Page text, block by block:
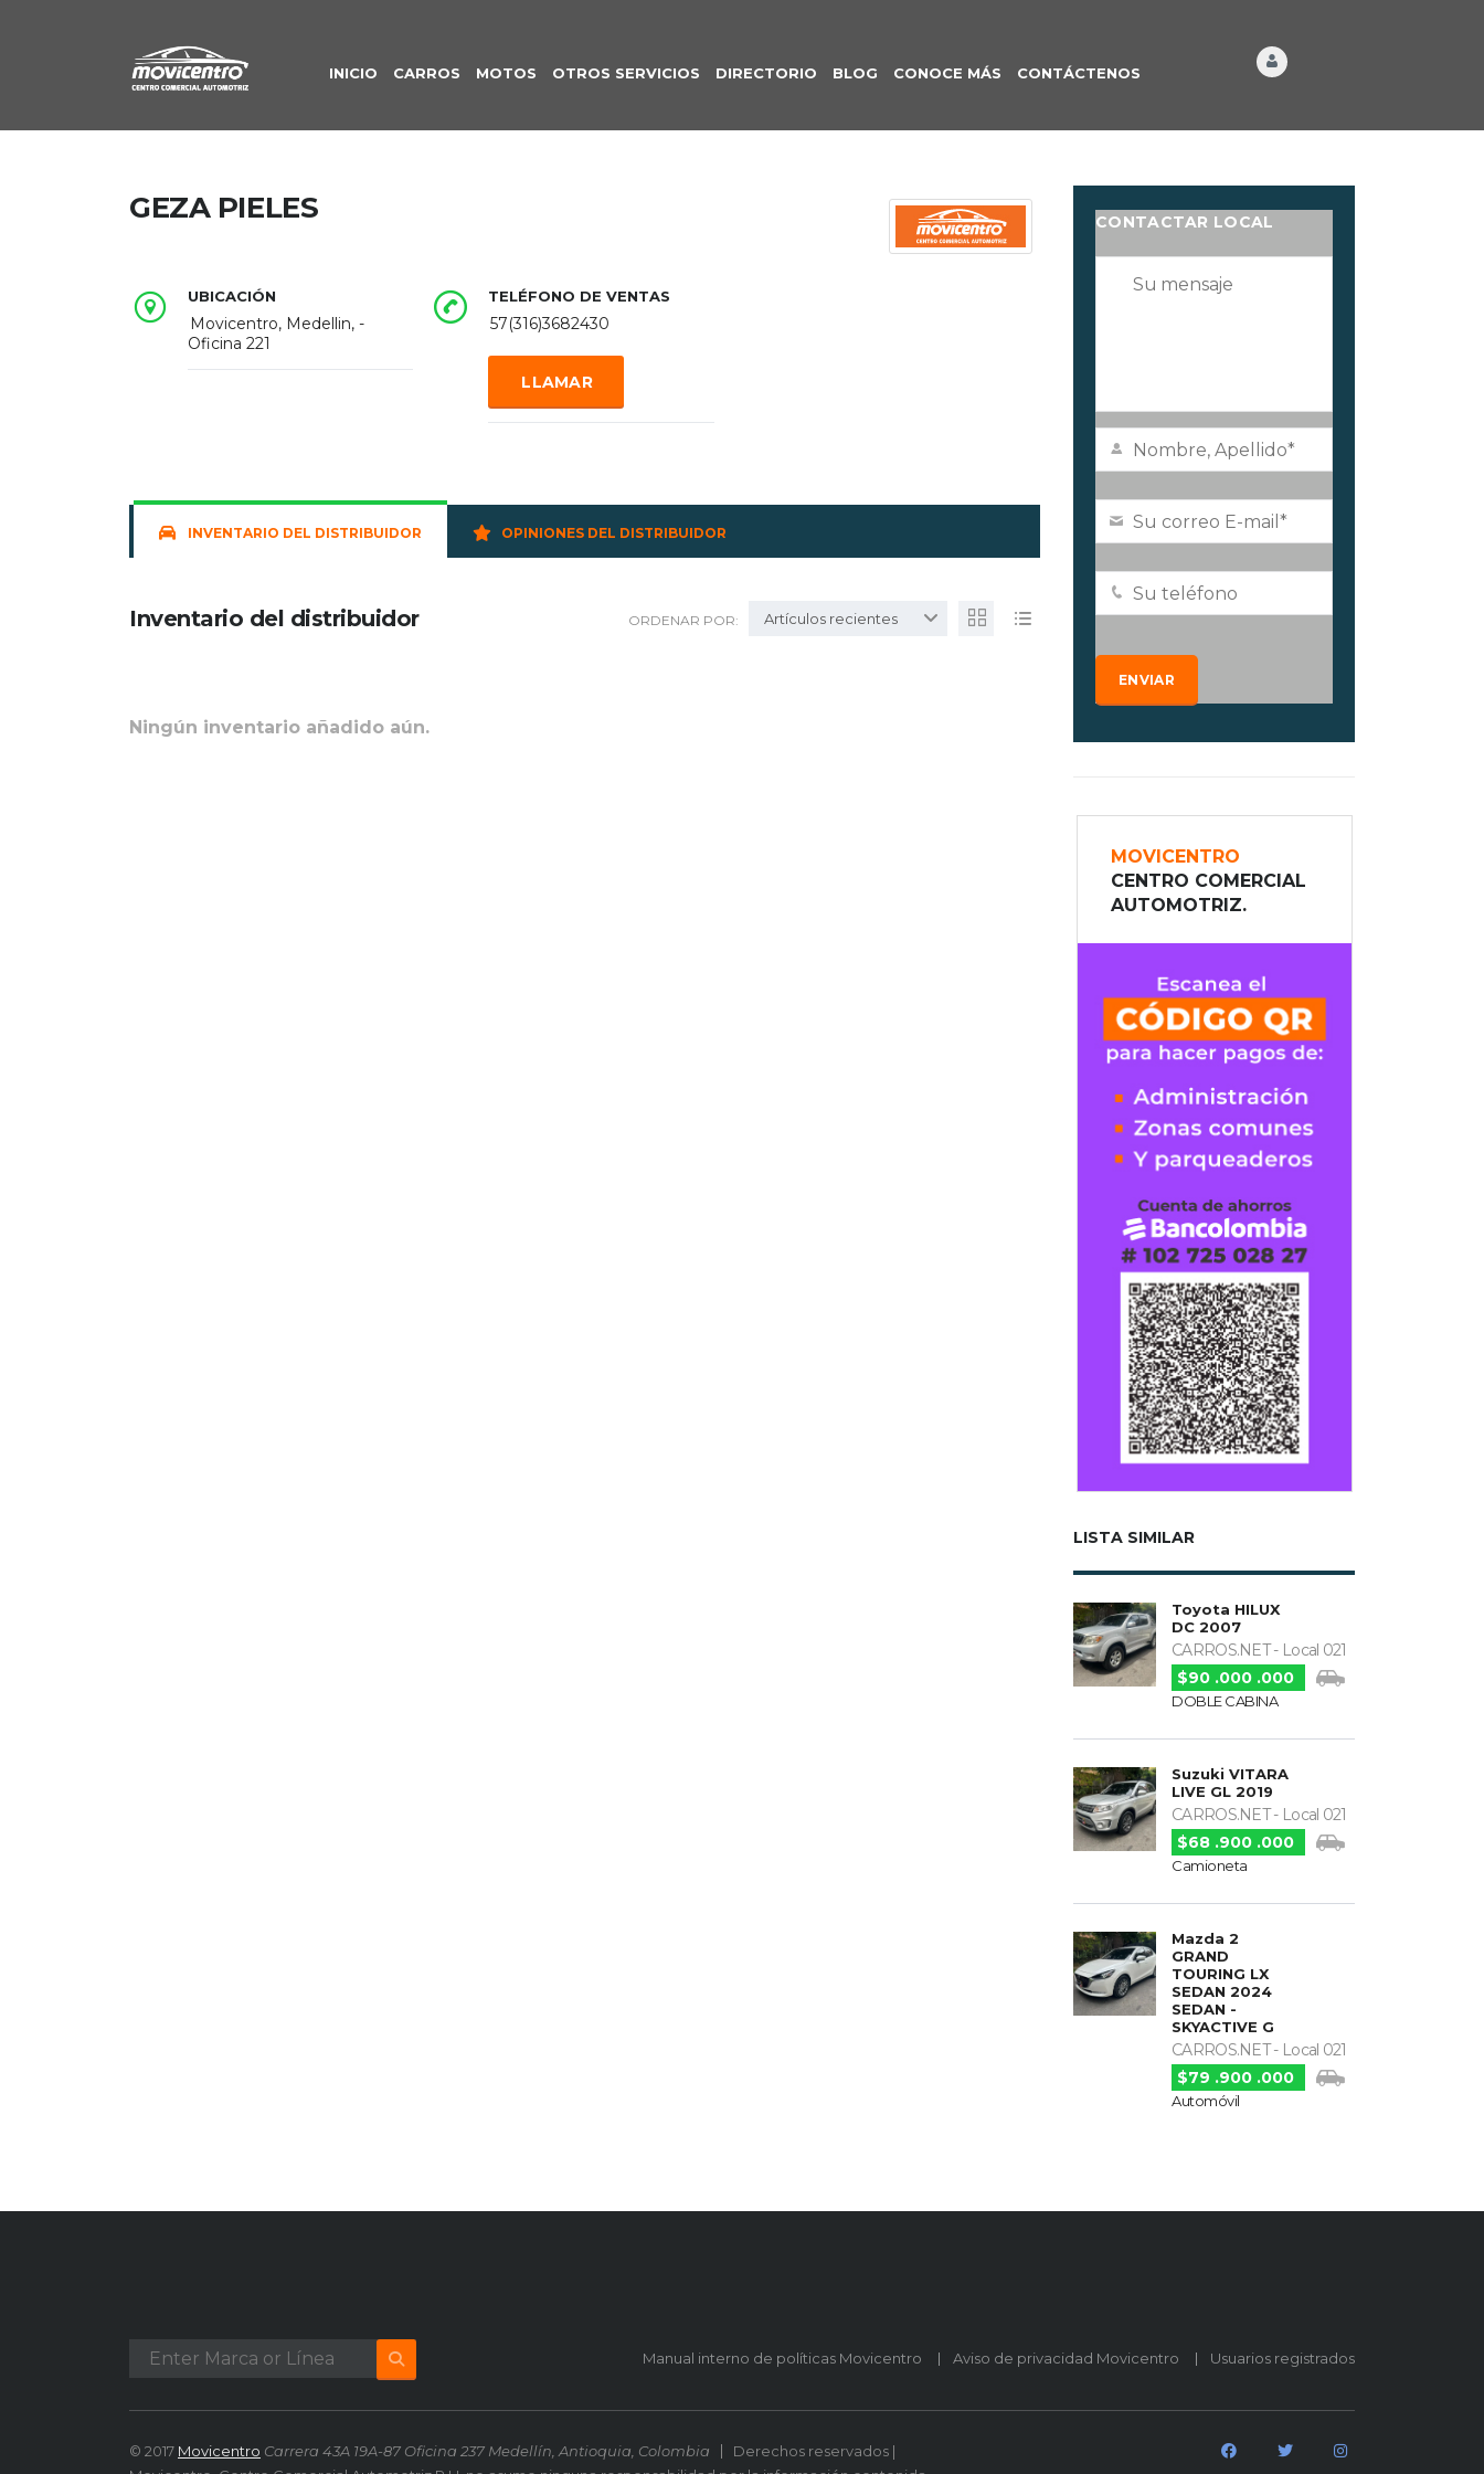
INICIO CARROS MOTOS OTROS SERVICIOS DIRECTORIO BLOG CONOCE MÁS CONTÁCTENOS
GEZA PIELES
UBICACIÓN
Movicentro, Medellin, -
Oficina 221
TELÉFONO DE VENTAS
57(316)3682430
LLAMAR
INVENTARIO DEL DISTRIBUIDOR OPINIONES DEL DISTRIBUIDOR
Inventario del distribuidor ORDENAR POR: Artículos recientes
Ningún inventario añadido aún.
CONTACTAR LOCAL
MOVICENTRO
CENTRO COMERCIAL
AUTOMOTRIZ.
LISTA SIMILAR
Toyota HILUX
DC 2007
CARROS.NET - Local 021
$90 .000 .000
DOBLE CABINA
Suzuki VITARA
LIVE GL 2019
CARROS.NET - Local 021
$68 .900 .000
Camioneta
Mazda 2
GRAND
TOURING LX
SEDAN 2024
SEDAN -
SKYACTIVE G
CARROS.NET - Local 021
$79 .900 .000
Automóvil
Manual interno de políticas Movicentro Aviso de privacidad Movicentro Usuarios registrados
© 2017 Movicentro Carrera 43A 19A-87 Oficina 237 Medellín, Antioquia, Colombia
Derechos reservados |